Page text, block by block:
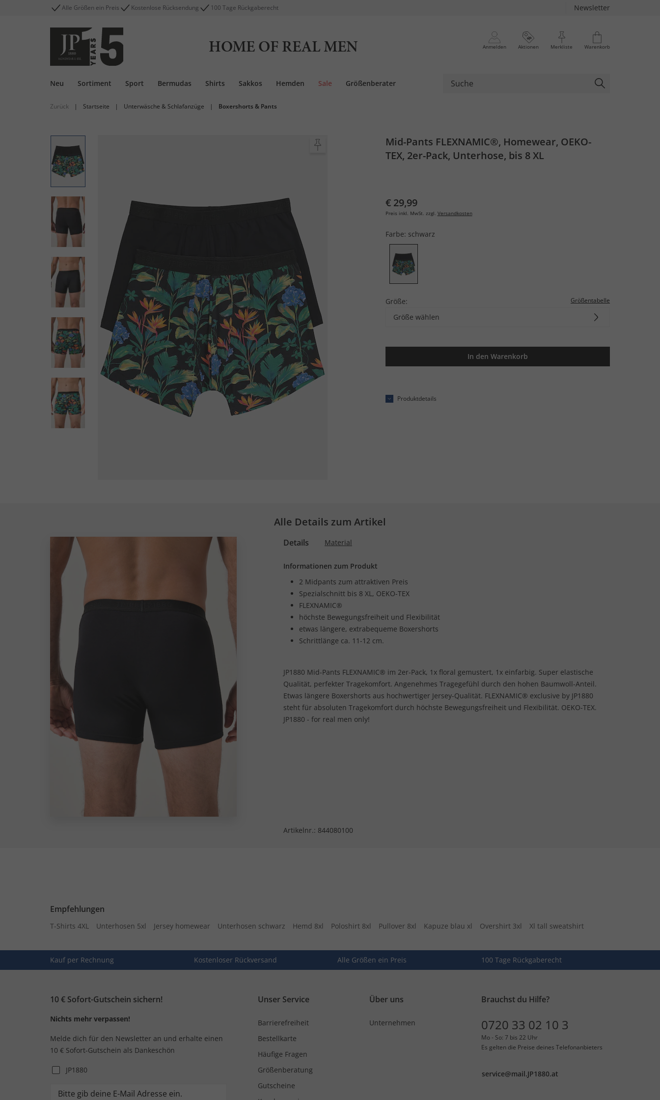
Alle Größen ein Preis Kostenlose Rücksendung 100 Tage Rückgaberecht Newsletter
HOME OF REAL MEN Anmelden Aktionen Merkliste Warenkorb
Neu Sortiment Sport Bermudas Shirts Sakkos Hemden Sale Größenberater
Zurück | Startseite | Unterwäsche & Schlafanzüge | Boxershorts & Pants
Mid-Pants FLEXNAMIC®, Homewear, OEKO-
TEX, 2er-Pack, Unterhose, bis 8 XL
€ 29,99
Preis inkl. MwSt. zzgl. Versandkosten
Farbe: schwarz
Größe: Größentabelle
Größe wählen
In den Warenkorb
Produktdetails
Alle Details zum Artikel
Details Material
Informationen zum Produkt
2 Midpants zum attraktiven Preis
Spezialschnitt bis 8 XL, OEKO-TEX
FLEXNAMIC®
höchste Bewegungsfreiheit und Flexibilität
etwas längere, extrabequeme Boxershorts
Schrittlänge ca. 11-12 cm.
JP1880 Mid-Pants FLEXNAMIC® im 2er-Pack, 1x floral gemustert, 1x einfarbig. Super elastische
Qualität, perfekter Tragekomfort. Angenehmes Tragegefühl durch den hohen Baumwoll-Anteil.
Etwas längere Boxershorts aus hochwertiger Jersey-Qualität. FLEXNAMIC® exclusive by JP1880
steht für absoluten Tragekomfort durch höchste Bewegungsfreiheit und Flexibilität. OEKO-TEX.
JP1880 - for real men only!
Artikelnr.: 844080100
Empfehlungen
T-Shirts 4XL Unterhosen 5xl Jersey homewear Unterhosen schwarz Hemd 8xl Poloshirt 8xl Pullover 8xl Kapuze blau xl Overshirt 3xl Xl tall sweatshirt
Kauf per Rechnung Kostenloser Rückversand Alle Größen ein Preis 100 Tage Rückgaberecht
10 € Sofort-Gutschein sichern!
Nichts mehr verpassen!
Melde dich für den Newsletter an und erhalte einen
10 € Sofort-Gutschein als Dankeschön
JP1880
Unser Service
Barrierefreiheit
Bestellkarte
Häufige Fragen
Größenberatung
Gutscheine
Über uns
Unternehmen
Brauchst du Hilfe?
0720 33 02 10 3
Mo - So: 7 bis 22 Uhr
Es gelten die Preise deines Telefonanbieters
service@mail.JP1880.at